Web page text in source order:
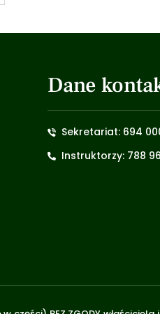
Dane
Sekretariat: 694
Instruktorzy: 788